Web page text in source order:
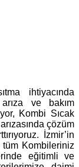
ihtiyacında
arıza ve bakım
Kombi Sıcak
çözüm
İzmir’in
Kombileriniz
eğitimli ve